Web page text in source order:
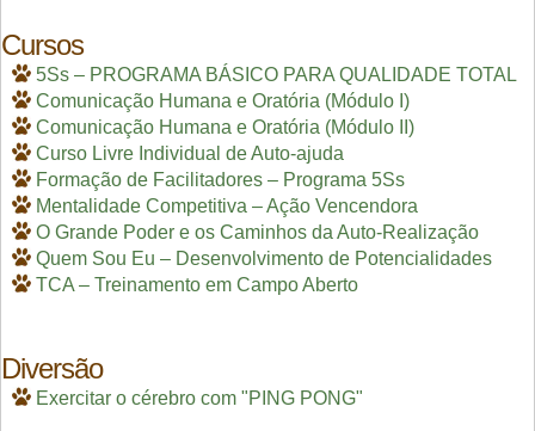
Cursos
5Ss – PROGRAMA BÁSICO PARA QUALIDADE TOTAL
Comunicação Humana e Oratória (Módulo I)
Comunicação Humana e Oratória (Módulo II)
Curso Livre Individual de Auto-ajuda
Formação de Facilitadores – Programa 5Ss
Mentalidade Competitiva – Ação Vencendora
O Grande Poder e os Caminhos da Auto-Realização
Quem Sou Eu – Desenvolvimento de Potencialidades
TCA – Treinamento em Campo Aberto
Diversão
Exercitar o cérebro com "PING PONG"